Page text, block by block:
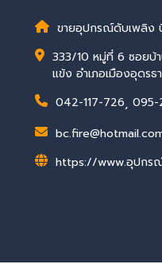
ขายอุปกรณ์ดับเพลิง
333/10 หมู่ที่ 6 ซอยบ้
แข้ง อำเภอเมืองอุดร
042-117-726, 095-
https://www.อุปกร